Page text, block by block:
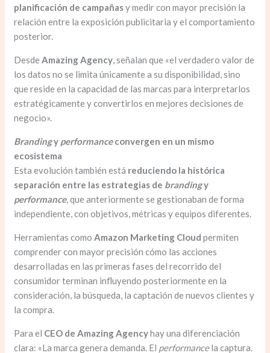
planificación de campañasy medir con mayor precisión la
relación entre la exposición publicitaria y el comportamiento
posterior.
DesdeAmazing Agency, señalan que «el verdadero valor de
los datos no se limita únicamente a su disponibilidad, sino
que reside en la capacidad de las marcas para interpretarlos
estratégicamente y convertirlos en mejores decisiones de
negocio».
Brandingy performanceconvergen en un mismo
ecosistema
Esta evolución también está reduciendo la histórica
separación entre las estrategias de brandingy
performance, que anteriormente se gestionaban de forma
independiente, con objetivos, métricas y equipos diferentes.
Herramientas comoAmazon Marketing Cloud permiten
comprender con mayor precisión cómo las acciones
desarrolladas en las primeras fases del recorrido del
consumidor terminan influyendo posteriormente en la
consideración, la búsqueda, la captación de nuevos clientes y
la compra.
Para el CEO de Amazing Agencyhay una diferenciación
clara: «La marca genera demanda. El performancela captura.